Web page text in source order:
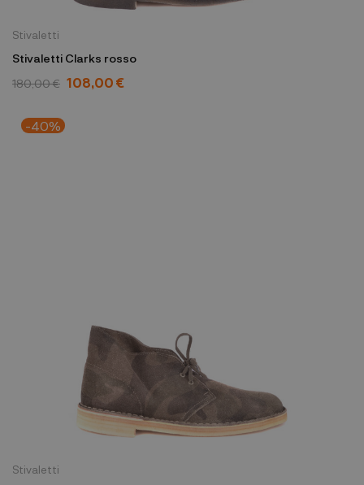
Stivaletti
Stivaletti Clarks rosso
180,00 € 108,00 €
-40%
Stivaletti